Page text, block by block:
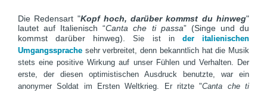
Die Redensart "Kopf hoch, darüber kommst du hinweg"
lautet auf Italienisch “Canta che ti passa” (Singe und du
kommst darüber hinweg).Sie ist in der italienischen
Umgangssprache sehr verbreitet, denn bekanntlich hat die Musik
stets eine positive Wirkung auf unser Fühlen und Verhalten. Der
erste, der diesen optimistischen Ausdruck benutzte, war ein
anonymer Soldat im Ersten Weltkrieg.
Er ritzte "Canta che ti